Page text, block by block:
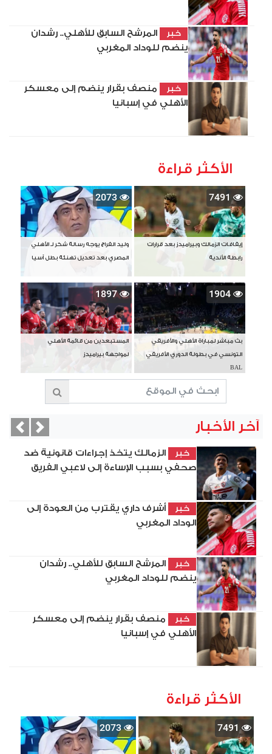
خبر
المرشح السابق للأهلي.. رشدان
ينضم للوداد المغربي
خبر
منصف بقرار ينضم إلى معسكر
الأهلي في إسبانيا
الأكثر قراءة
7491
إيقافات الزمالك وبيراميدز بعد قرارات
رابطة الأندية
2073
وليد الفراج يوجه رسالة شكر لـ الأهلي
المصري بعد تعديل تهنئة بطل آسيا
1904
بث مباشر لمباراة الأهلي والأفريقي
التونسي في بطولة الدوري الأفريقي
BAL
1897
المستبعدين من قائمة الأهلي
لمواجهة بيراميدز
آخر الأخبار
خبر
الزمالك يتخذ إجراءات قانونية ضد
صحفي بسبب الإساءة إلى لاعبي الفريق
خبر
أشرف داري يقترب من العودة إلى
الوداد المغربي
خبر
المرشح السابق للأهلي.. رشدان
ينضم للوداد المغربي
خبر
منصف بقرار ينضم إلى معسكر
الأهلي في إسبانيا
Next
الأكثر قراءة
7491
2073